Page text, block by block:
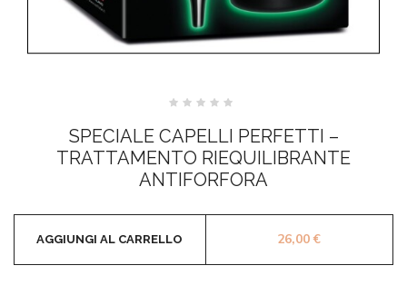
su
5
SPECIALE CAPELLI PERFETTI –
TRATTAMENTO RIEQUILIBRANTE
ANTIFORFORA
26,00€
AGGIUNGI AL CARRELLO